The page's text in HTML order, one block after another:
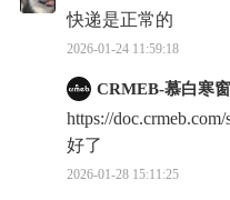
快递是正常的
2026-01-24 11:59:18
CRMEB-慕白寒
https://
好了
2026-01-28 15:11:25